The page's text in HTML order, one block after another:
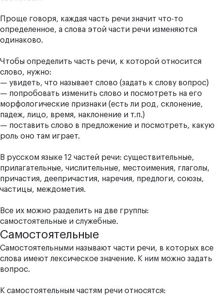
Проще говоря, каждая часть речи значит что-то
определенное, а слова этой части речи изменяются
одинаково.
Чтобы определить часть речи, к которой относится
слово, нужно:
— увидеть, что называет слово (задать к слову вопрос)
— попробовать изменить слово и посмотреть на его
морфологические признаки (есть ли род, склонение,
падеж, лицо, время, наклонение и т.п.)
— поставить слово в предложение и посмотреть, какую
роль оно там играет.
В русском языке 12 частей речи: существительные,
прилагательные, числительные, местоимения, глаголы,
причастия, деепричастия, наречия, предлоги, союзы,
частицы, междометия.
Все их можно разделить на две группы:
самостоятельные и служебные.
Самостоятельные
Самостоятельными называют части речи, в которых все
слова имеют лексическое значение. К ним можно задать
вопрос.
К самостоятельным частям речи относятся: